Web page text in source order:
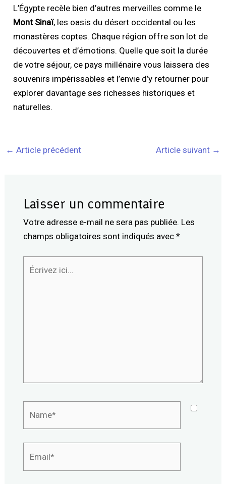
L’Égypte recèle bien d’autres merveilles comme le
Mont Sinaï, les oasis du désert occidental ou les
monastères coptes. Chaque région offre son lot de
découvertes et d’émotions. Quelle que soit la durée
de votre séjour, ce pays millénaire vous laissera des
souvenirs impérissables et l’envie d’y retourner pour
explorer davantage ses richesses historiques et
naturelles.
← Article précédent Article suivant →
Laisser un commentaire
Votre adresse e-mail ne sera pas publiée. Les
champs obligatoires sont indiqués avec *